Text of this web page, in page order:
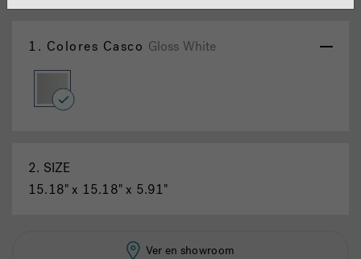
1. Colores Casco Gloss White
selected
2. SIZE
15.18" x 15.18" x 5.91"
Ver en showroom